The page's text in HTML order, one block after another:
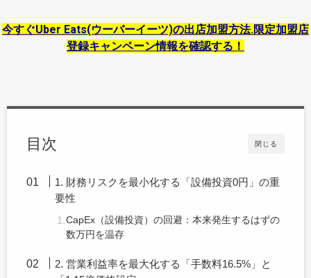
今すぐUber Eats(ウーバーイーツ)の出店加盟方法.限定加盟店
登録キャンペーン情報を確認する！
閉じる
目次
1. 財務リスクを最小化する「設備投資0円」の重
要性
CapEx（設備投資）の回避：本来発生するはずの
数万円を温存
2. 営業利益率を最大化する「手数料16.5%」と